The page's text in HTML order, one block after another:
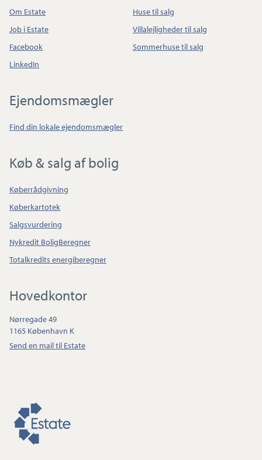
Om Estate
Job i Estate
Facebook
LinkedIn
Huse til salg
Villalejligheder til salg
Sommerhuse til salg
Ejendomsmægler
Find din lokale ejendomsmægler
Køb & salg af bolig
Køberrådgivning
Køberkartotek
Salgsvurdering
Nykredit BoligBeregner
Totalkredits energiberegner
Hovedkontor
Nørregade 49
1165 København K
Send en mail til Estate